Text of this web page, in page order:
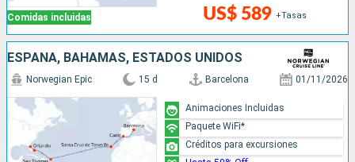
Comidas incluidas US$ 589 +Tasas
ESPAÑA, BAHAMAS, ESTADOS UNIDOS
Norwegian Epic 15 d Barcelona 01/11/2026
Animaciones Incluidas
Paquete WiFi*
Créditos para excursiones